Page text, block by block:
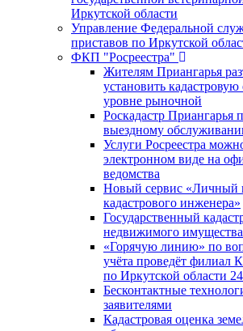
Иркутской области
Управление Федеральной
приставов по Иркутской
ФКП "Росреестра"
Жителям Приангарья
установить кадастровую
уровне рыночной
Роскадастр Приангарья
выездному
Услуги Росреестра
электронном виде на
ведомства
Новый сервис «Личный
кадастрового инженера»
Государственный
недвижимого имущества
«Горячую линию» по
учёта проведёт филиал
по Иркутской области
Бесконтактные
заявителями
Кадастровая оценка